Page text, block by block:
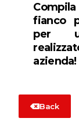
fianco
per
azienda!
Back